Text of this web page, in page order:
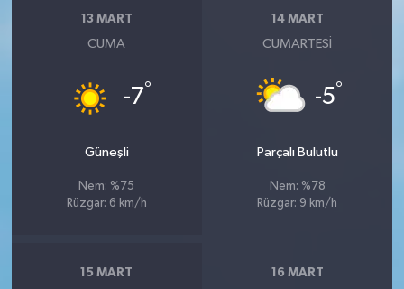
13 MART
CUMA
-7°
Güneşli
Nem: %75
Rüzgar: 6 km/h
14 MART
CUMARTESI
-5°
Parçalı Bulutlu
Nem: %78
Rüzgar: 9 km/h
15 MART 16 MART